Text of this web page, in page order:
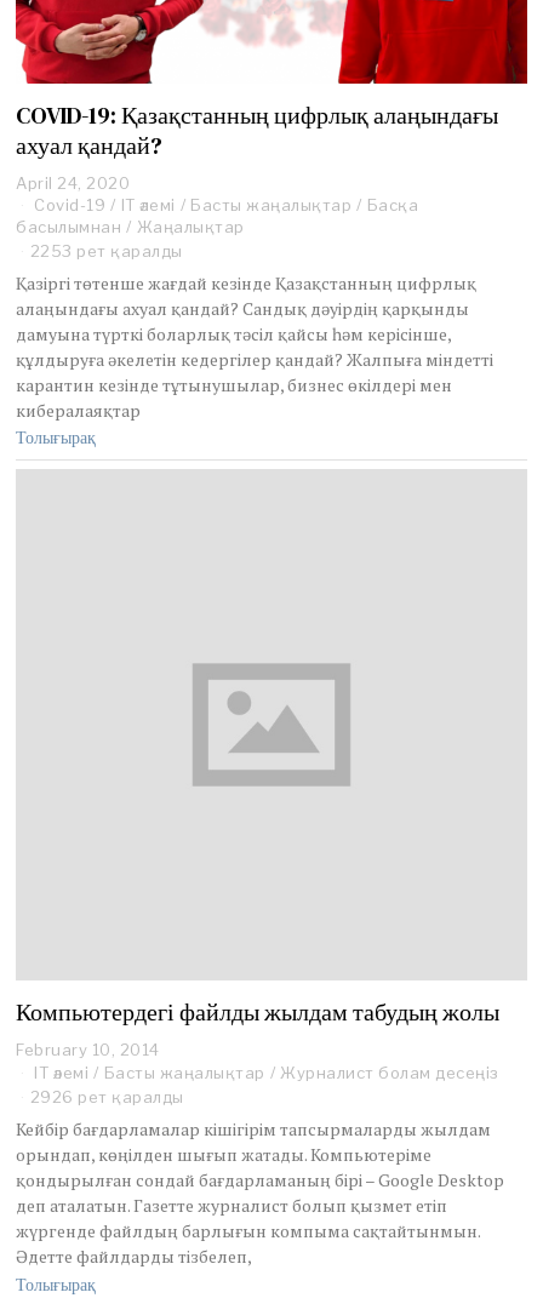
COVID-19: Қазақстанның цифрлық алаңындағы
ахуал қандай?
April 24, 2020
u
n
e
,
2
0
2
0
Covid-19 / IT әлемі / Басты жаңалықтар / Басқа
басылымнан / Жаңалықтар
2253 рет қаралды
Қазіргі төтенше жағдай кезінде Қазақстанның цифрлық
алаңындағы ахуал қандай? Сандық дәуірдің қарқынды
дамуына түрткі боларлық тәсіл қайсы һәм керісінше,
құлдыруға әкелетін кедергілер қандай? Жалпыға міндетті
карантин кезінде тұтынушылар, бизнес өкілдері мен
кибералаяқтар
Толығырақ
Компьютердегі файлды жылдам табудың жолы
February 10, 2014
e
c
m
b
e
r
,
IT әлемі / Басты жаңалықтар / Журналист болам десеңіз
2926 рет қаралды
Кейбір бағдарламалар кішігірім тапсырмаларды жылдам
орындап, көңілден шығып жатады. Компьютеріме
қондырылған сондай бағдарламаның бірі – Google Desktop
деп аталатын. Газетте журналист болып қызмет етіп
жүргенде файлдың барлығын компыма сақтайтынмын.
Әдетте файлдарды тізбелеп,
Толығырақ